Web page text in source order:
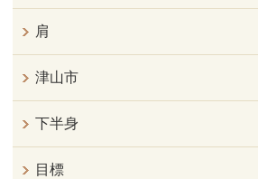
肩
津山市
下半身
目標